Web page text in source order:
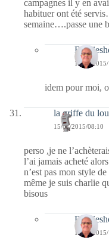
campagnes il y en
habituer ont été
semaine….passe une
15/01/
idem pour moi,
la griffe du
15/01/2015/08:10
perso ,je ne
l’ai jamais acheté
n’est pas mon style
même je suis charlie
bisous
15/01/